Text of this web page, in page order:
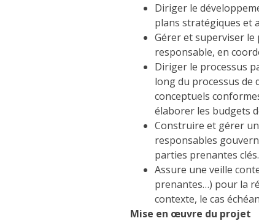
Diriger le
plans stratégiques et
Gérer et superviser
responsable, en
Diriger le processus
long du processus de
conceptuels
élaborer les budgets
Construire et gérer
responsables
parties prenantes clés.
Assure une veille
prenantes…) pour la
contexte, le cas
Mise en œuvre du projet